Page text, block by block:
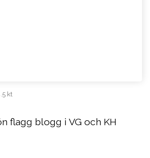
kt
flagg blogg i VG och KH